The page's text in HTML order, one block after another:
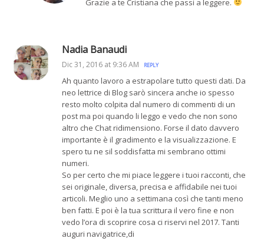
Grazie a te Cristiana che passi a leggere.
Nadia Banaudi
Dic 31, 2016 at 9:36 AM REPLY
Ah quanto lavoro a estrapolare tutto questi dati. Da
neo lettrice di Blog sarò sincera anche io spesso
resto molto colpita dal numero di commenti di un
post ma poi quando li leggo e vedo che non sono
altro che Chat ridimensiono. Forse il dato davvero
importante è il gradimento e la visualizzazione. E
spero tu ne sil soddisfatta mi sembrano ottimi
numeri.
So per certo che mi piace leggere i tuoi racconti, che
sei originale, diversa, precisa e affidabile nei tuoi
articoli. Meglio uno a settimana così che tanti meno
ben fatti. E poi è la tua scrittura il vero fine e non
vedo l’ora di scoprire cosa ci riservi nel 2017. Tanti
auguri navigatrice,di